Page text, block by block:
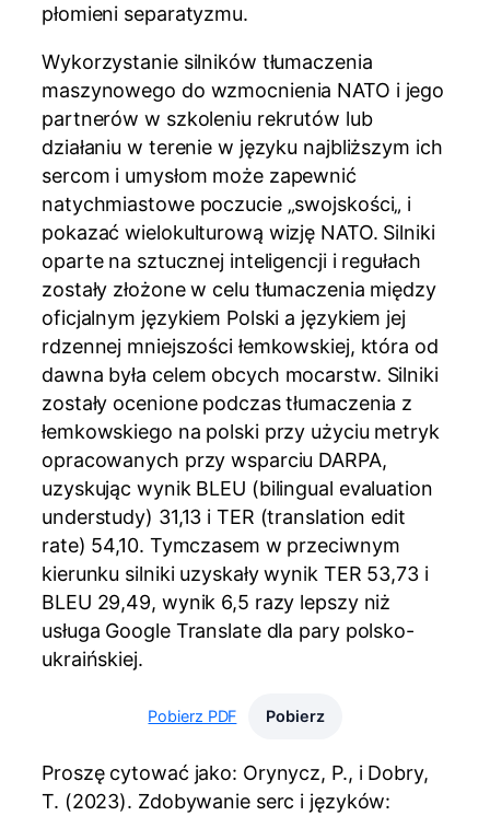
płomieni separatyzmu.
Wykorzystanie silników tłumaczenia
maszynowego do wzmocnienia NATO i jego
partnerów w szkoleniu rekrutów lub
działaniu w terenie w języku najbliższym ich
sercom i umysłom może zapewnić
natychmiastowe poczucie „swojskości„ i
pokazać wielokulturową wizję NATO. Silniki
oparte na sztucznej inteligencji i regułach
zostały złożone w celu tłumaczenia między
oficjalnym językiem Polski a językiem jej
rdzennej mniejszości łemkowskiej, która od
dawna była celem obcych mocarstw. Silniki
zostały ocenione podczas tłumaczenia z
łemkowskiego na polski przy użyciu metryk
opracowanych przy wsparciu DARPA,
uzyskując wynik BLEU (bilingual evaluation
understudy) 31,13 i TER (translation edit
rate) 54,10. Tymczasem w przeciwnym
kierunku silniki uzyskały wynik TER 53,73 i
BLEU 29,49, wynik 6,5 razy lepszy niż
usługa Google Translate dla pary polsko-
ukraińskiej.
Pobierz PDF Pobierz
Proszę cytować jako: Orynycz, P., i Dobry,
T. (2023). Zdobywanie serc i języków: